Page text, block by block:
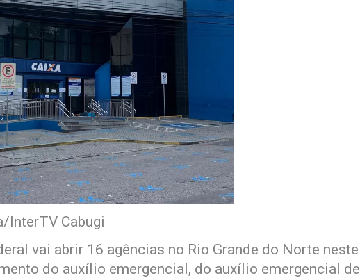
InterTV Cabugi
vai abrir 16 agências no Rio Grande do Norte neste
do auxílio emergencial, do auxílio emergencial de